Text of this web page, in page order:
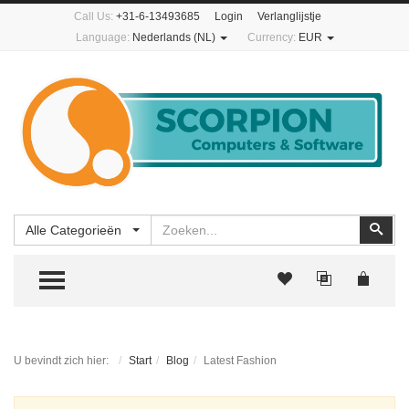
Call Us: +31-6-13493685 Login
Verlanglijstje
Language: Nederlands (NL) Currency: EUR
Alle Categorieën
TOGGLE MENU
U bevindt zich hier: Start Blog Latest Fashion